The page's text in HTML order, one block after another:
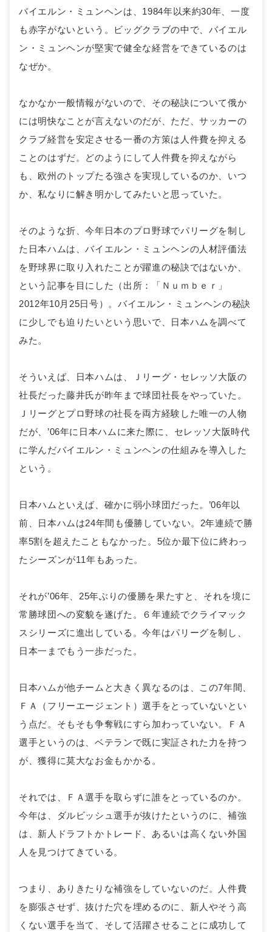
バイエルン・ミュンヘンは、1984年以来約30年、一度
も赤字がないという。ビッグクラブの中で、バイエル
ン・ミュンヘンが堅実で健全な経営をできているのは
なぜか。
なかなか一般情報がないので、その秘訣について俄か
には明快なことが言えないのだが、ただ、サッカーの
クラブ経営を安定させる一番の方策は人件費を抑える
ことのはずだ。どのようにして人件費を抑えながら
も、欧州のトップたる強さを実現しているのか、いつ
か、私なりに解き明かしてみたいと思っていた。
そのような折、今年日本のプロ野球でパリーグを制し
た日本ハムは、バイエルン・ミュンヘンの人材評価法
を野球界に取り入れたことが躍進の秘訣ではないか、
という記事を目にした（出所：「Ｎｕｍｂｅｒ」
2012年10月25日号）。バイエルン・ミュンヘンの秘訣
に少しでも迫りたいという思いで、日本ハムを調べて
みた。
そういえば、日本ハムは、Ｊリーグ・セレッソ大阪の
社長だった藤井氏が昨年まで球団社長をやっていた。
Ｊリーグとプロ野球の社長を両方経験した唯一の人物
だが、’06年に日本ハムに来た際に、セレッソ大阪時代
に学んだバイエルン・ミュンヘンの仕組みを導入した
という。
日本ハムといえば、確かに弱小球団だった。’06年以
前、日本ハムは24年間も優勝していない。2年連続で勝
率5割を超えたこともなかった。5位か最下位に終わっ
たシーズンが11年もあった。
それが’06年、25年ぶりの優勝を果たすと、それを境に
常勝球団への変貌を遂げた。６年連続でクライマック
スシリーズに進出している。今年はパリーグを制し、
日本一までもう一歩だった。
日本ハムが他チームと大きく異なるのは、この7年間、
ＦＡ（フリーエージェント）選手をとっていないとい
う点だ。そもそも争奪戦にすら加わっていない。ＦＡ
選手というのは、ベテランで既に実証された力を持つ
が、獲得に莫大なお金もかかる。
それでは、ＦＡ選手を取らずに誰をとっているのか。
今年は、ダルビッシュ選手が抜けたというのに、補強
は、新人ドラフトかトレード、あるいは高くない外国
人を見つけてきている。
つまり、ありきたりな補強をしていないのだ。人件費
を膨張させず、抜けた穴を埋めるのに、新人やそう高
くない選手を当て、そして活躍させることに成功して